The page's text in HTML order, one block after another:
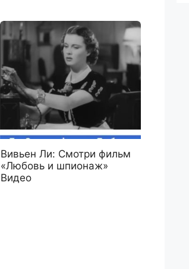
Вивьен Ли: Смотри фильм
«Любовь и шпионаж»
Видео